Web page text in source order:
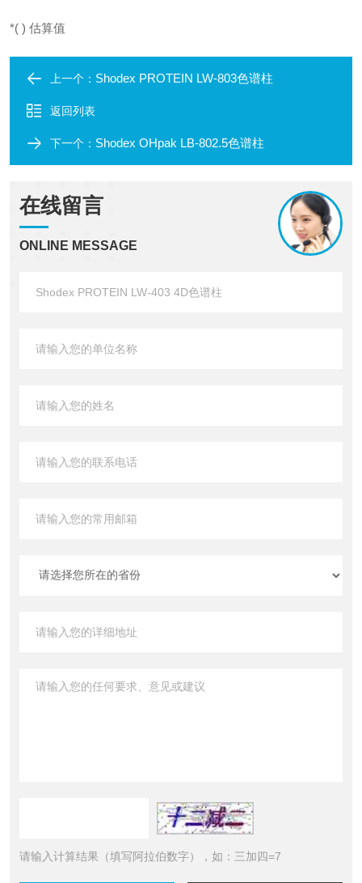
*( ) 估算值
上一个： Shodex PROTEIN LW-803色谱柱
返回列表
下一个： Shodex OHpak LB-802.5色谱柱
在线留言
ONLINE MESSAGE
请输入计算结果（填写阿拉伯数字），如：三加四=7